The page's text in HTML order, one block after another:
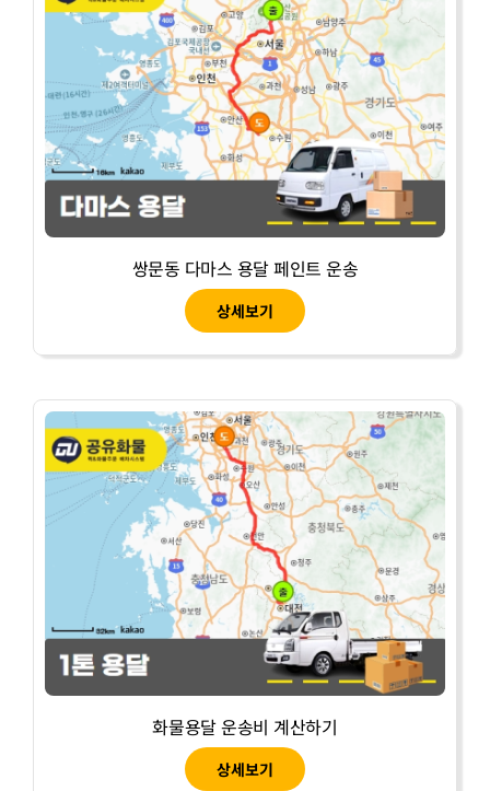
쌍문동 다마스 용달 페인트 운송
상세보기
화물용달 운송비 계산하기
상세보기